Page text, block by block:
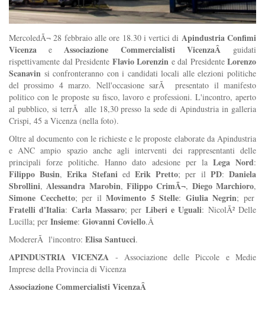
MercoledÃ¬ 28 febbraio alle ore 18.30 i vertici di Apindustria Confimi
Vicenza eAssociazione Commercialisti VicenzaÂ
guidati
rispettivamente dal Presidente Flavio Lorenzin e dal PresidenteLorenzo
Scanavin si confronteranno con i candidati locali alle elezioni politiche
del prossimo 4 marzo. Nell'occasione sarÃ presentato il manifesto
politico con le proposte su fisco, lavoro e professioni. L'incontro, aperto
al pubblico, si terrÃ alle 18,30 presso la sede di Apindustria in galleria
Crispi, 45 a Vicenza (nella foto).
Oltre al documento con le richieste e le proposte elaborate da Apindustria
e ANC ampio spazio anche agli interventi dei rappresentanti delle
principali forze politiche. Hanno dato adesione per la Lega Nord:
Filippo Busin,Erika Stefani edErik Pretto; per il PD:Daniela
Sbrollini,Alessandra Marobin,Filippo CrimÃ¬, Diego Marchioro,
Simone Cecchetto; per il Movimento 5 Stelle: Giulia Negrin; per
Fratelli d'Italia: Carla Massaro; per Liberi e Uguali: NicolÃ² Delle
Lucilla; per Insieme: Giovanni Coviello.Â
ModererÃ l'incontro: Elisa Santucci.
APINDUSTRIA VICENZA - Associazione delle Piccole e Medie
Imprese della Provincia di Vicenza
Associazione Commercialisti VicenzaÂ